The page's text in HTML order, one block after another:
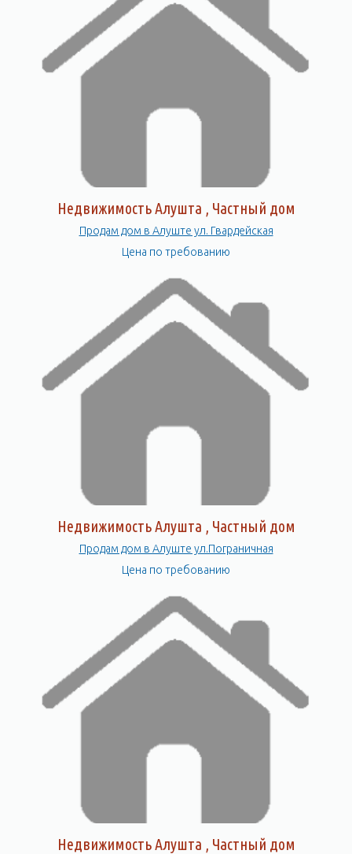
Недвижимость Алушта , Частный дом
Продам дом в Алуште ул. Гвардейская
Цена по требованию
Недвижимость Алушта , Частный дом
Продам дом в Алуште ул.Пограничная
Цена по требованию
Недвижимость Алушта , Частный дом